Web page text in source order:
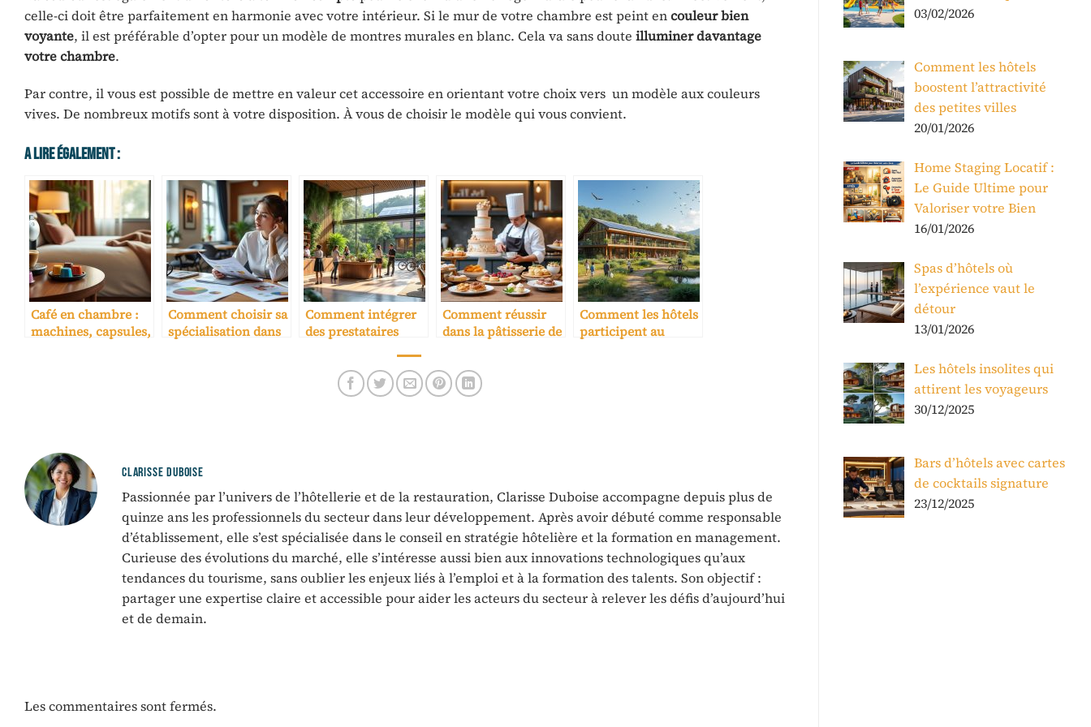
celle-ci doit être parfaitement en harmonie avec votre intérieur. Si le mur de votre chambre est peint encouleur bien
voyante, il est préférable d’opter pour un modèle de montres murales en blanc. Cela va sans doute illuminer davantage
votre chambre.
Par contre, il vous est possible de mettre en valeur cet accessoire en orientant votre choix vers un modèle aux couleurs
vives. De nombreux motifs sont à votre disposition. À vous de choisir le modèle qui vous convient.
A Lire Également :
Café en chambre :
machines, capsules,
Comment choisir sa
spécialisation dans
Comment intégrer
des prestataires
hôtelière
Comment réussir
dans la pâtisserie de
Comment les hôtels
participent au
CLARISSE DUBOISE
Passionnée par l’univers de l’hôtellerie et de la restauration, Clarisse Duboise accompagne depuis plus de
quinze ans les professionnels du secteur dans leur développement. Après avoir débuté comme responsable
d’établissement, elle s’est spécialisée dans le conseil en stratégie hôtelière et la formation en management.
Curieuse des évolutions du marché, elle s’intéresse aussi bien aux innovations technologiques qu’aux
tendances du tourisme, sans oublier les enjeux liés à l’emploi et à la formation des talents. Son objectif :
partager une expertise claire et accessible pour aider les acteurs du secteur à relever les défis d’aujourd’hui
et de demain.
Les commentaires sont fermés.
03/02/2026
Comment les hôtels
boostent l’attractivité
des petites villes
20/01/2026
Home Staging Locatif :
Le Guide Ultime pour
Valoriser votre Bien
16/01/2026
Spas d’hôtels où
l’expérience vaut le
détour
13/01/2026
Les hôtels insolites qui
attirent les voyageurs
30/12/2025
Bars d’hôtels avec cartes
de cocktails signature
23/12/2025